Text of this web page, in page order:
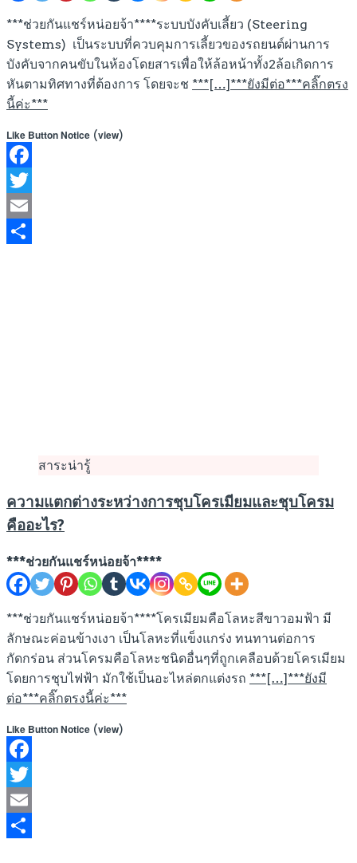
***ช่วยกันแชร์หน่อยจ้า****ระบบบังคับเลี้ยว (Steering
Systems) เป็นระบบที่ควบคุมการเลี้ยวของรถยนต์ผ่านการ
บังคับจากคนขับในห้องโดยสารเพื่อให้ล้อหน้าทั้ง2ล้อเกิดการ
หันตามทิศทางที่ต้องการ โดยจะช ***[…]***ยังมีต่อ***คลิ๊กตรง
นี้ค่ะ***
Like Button Notice (view)
Facebook
Twitter
Email
สาระน่ารู้
ความแตกต่างระหว่างการชุบโครเมียมและชุบโครม
คืออะไร?
***ช่วยกันแชร์หน่อยจ้า****
***ช่วยกันแชร์หน่อยจ้า****โครเมียมคือโลหะสีขาวอมฟ้า มี
ลักษณะค่อนข้างเงา เป็นโลหะที่แข็งแกร่ง ทนทานต่อการ
กัดกร่อน ส่วนโครมคือโลหะชนิดอื่นๆที่ถูกเคลือบด้วยโครเมียม
โดยการชุบไฟฟ้า มักใช้เป็นอะไหล่ตกแต่งรถ ***[…]***ยังมี
ต่อ***คลิ๊กตรงนี้ค่ะ***
Like Button Notice (view)
Facebook
Twitter
Email